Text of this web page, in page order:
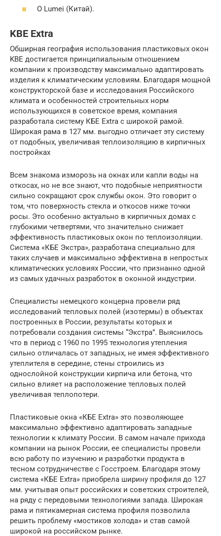
О Lumei (Китай).
KBE Extra
Обширная география использования пластиковых окон
KBE достигается принципиальным отношением
компании к производству максимально адаптировать
изделия к климатическим условиям. Благодаря мощной
конструкторской базе и исследования Российского
климата и особенностей строительных норм
использующихся в советское время, компания
разработала систему КБЕ Extra с широкой рамой.
Широкая рама в 127 мм. выгодно отличает эту систему
от подобных, увеличивая теплоизоляцию в кирпичных
постройках
Всем знакома изморозь на окнах или капли воды на
откосах, но не все знают, что подобные неприятности
сильно сокращают срок службы окон. Это говорит о
том, что поверхность стекла и откосов ниже точки
росы. Это особенно актуально в кирпичных домах с
глубокими четвертями, что значительно снижает
эффективность пластиковых окон по теплоизоляции.
Система «КБЕ Экстра», разработана специально для
таких случаев и максимально эффективна в непростых
климатических условиях России, что признанно одной
из самых удачных разработок в оконной индустрии.
Специалисты немецкого концерна провели ряд
исследований тепловых полей (изотермы) в объектах
построенных в России, результаты которых и
потребовали создания системы “Экстра”. Выяснилось
что в период с 1960 по 1995 технология утепления
сильно отличалась от западных, не имея эффективного
утеплителя в середине, стены строились из
однослойной конструкции кирпича или бетона, что
сильно влияет на расположение тепловых полей
увеличивая теплопотери.
Пластиковые окна «КБЕ Extra» это позволяющее
максимально эффективно адаптировать западные
технологии к климату России. В самом начале прихода
компании на рынок России, ее специалисты провели
всю работу по изучению и разработки продукта в
тесном сотрудничестве с Госстроем. Благодаря этому
система «КБЕ Extra» приобрела ширину профиля до 127
мм. учитывая опыт российских и советских строителей,
на ряду с передовыми технологиями запада. Широкая
рама и пятикамерная система профиля позволила
решить проблему «мостиков холода» и став самой
широкой на российском рынке.